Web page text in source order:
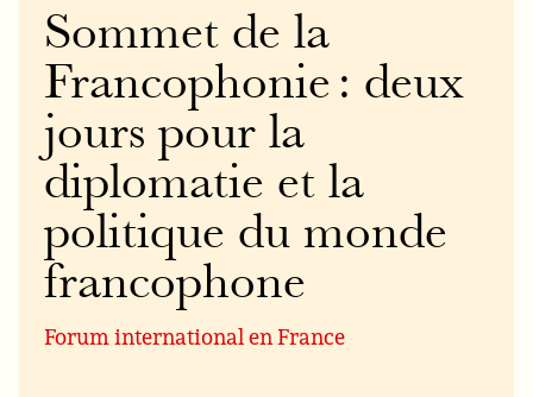
Sommet de la
Francophonie : deux
jours pour la
diplomatie et la
politique du monde
francophone
Forum international en France